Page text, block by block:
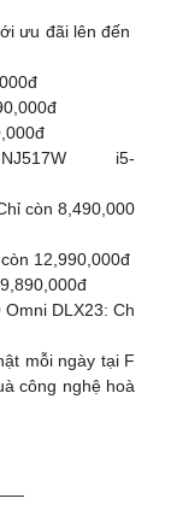
ưu đãi lên đến
i5-
còn 8,490,000
12,990,000đ
DLX23: Ch
mỗi ngày tại F
công nghệ hoà